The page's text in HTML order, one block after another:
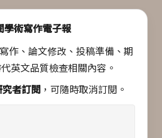
學術寫作電子報
作、論文修改、投稿準備、期
英文品質檢查相關內容。
者訂閱 ，可隨時取消訂閱。